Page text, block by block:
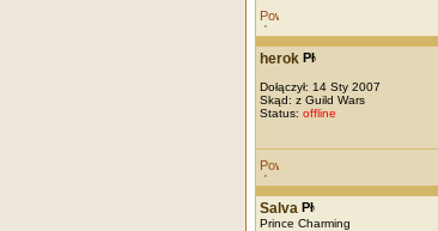
herok
Dołączył: 14 Sty 2007
Skąd: z Guild Wars
Status: offline
Salva
Prince Charming